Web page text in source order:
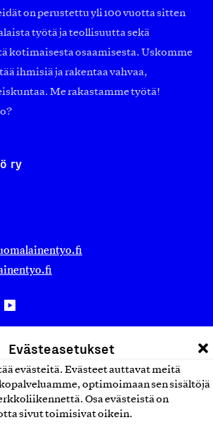
Evästeasetukset
evästeitä. Evästeet auttavat meitä
optimoimaan sen sisältöjä
Osa evästeistä on
sivut toimisivat oikein.
on perustettu yli 100 vuotta sitten
työtä ja teollisuutta sekä
kotimaisesta osaamisesta. Uskomme
ihmisiä ja rakentaa vahvaa,
Me rakastamme työtä!
ry